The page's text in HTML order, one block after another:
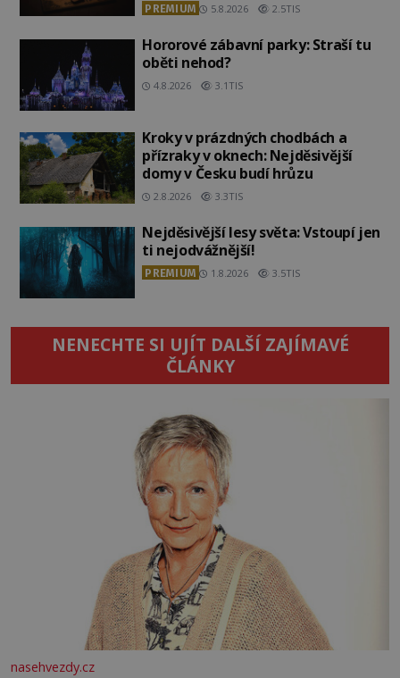
PREMIUM 5.8.2026 2.5TIS
Hororové zábavní parky: Straší tu
oběti nehod?
4.8.2026 3.1TIS
Kroky v prázdných chodbách a
přízraky v oknech: Nejděsivější
domy v Česku budí hrůzu
2.8.2026 3.3TIS
Nejděsivější lesy světa: Vstoupí jen
ti nejodvážnější!
PREMIUM 1.8.2026 3.5TIS
NENECHTE SI UJÍT DALŠÍ ZAJÍMAVÉ
ČLÁNKY
nasehvezdy.cz